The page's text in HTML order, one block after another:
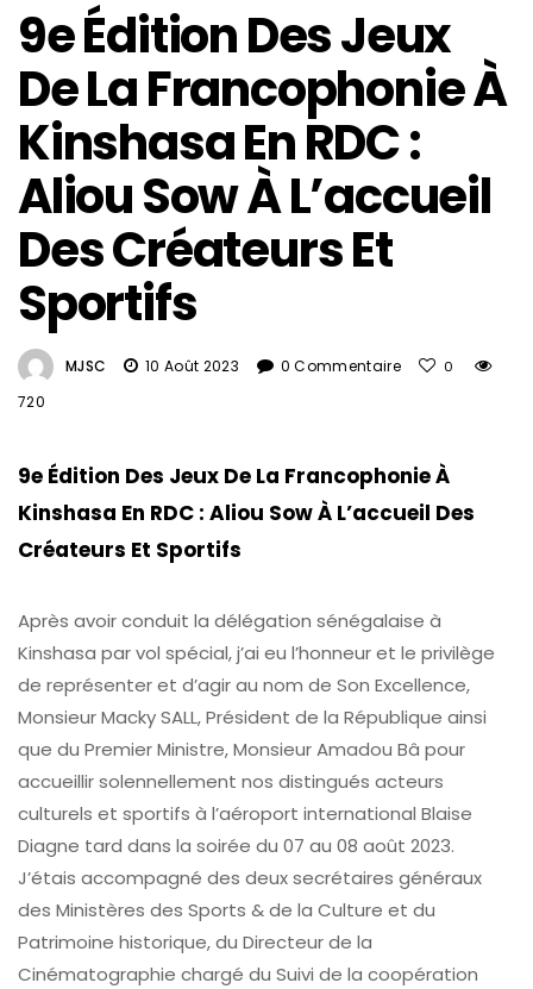
9e Édition Des Jeux
De La Francophonie À
Kinshasa En RDC :
Aliou Sow À L’accueil
Des Créateurs Et
Sportifs
MJSC 10 Août 2023 0 Commentaire 0
720
9e Édition Des Jeux De La Francophonie À
Kinshasa En RDC : Aliou Sow À L’accueil Des
Créateurs Et Sportifs
Après avoir conduit la délégation sénégalaise à
Kinshasa par vol spécial, j’ai eu l’honneur et le privilège
de représenter et d’agir au nom de Son Excellence,
Monsieur Macky SALL, Président de la République ainsi
que du Premier Ministre, Monsieur Amadou Bâ pour
accueillir solennellement nos distingués acteurs
culturels et sportifs à l’aéroport international Blaise
Diagne tard dans la soirée du 07 au 08 août 2023.
J’étais accompagné des deux secrétaires généraux
des Ministères des Sports & de la Culture et du
Patrimoine historique, du Directeur de la
Cinématographie chargé du Suivi de la coopération